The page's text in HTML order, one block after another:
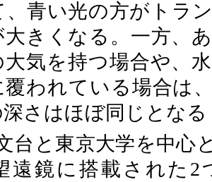
、青い光の方がトラ
大きくなる。一方、
大気を持つ場合や、
覆われている場合は
深さはほぼ同じとな
台と東京大学を中心
遠鏡に搭載された2